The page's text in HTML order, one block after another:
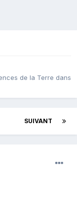
de la Terre dans
SUIVANT